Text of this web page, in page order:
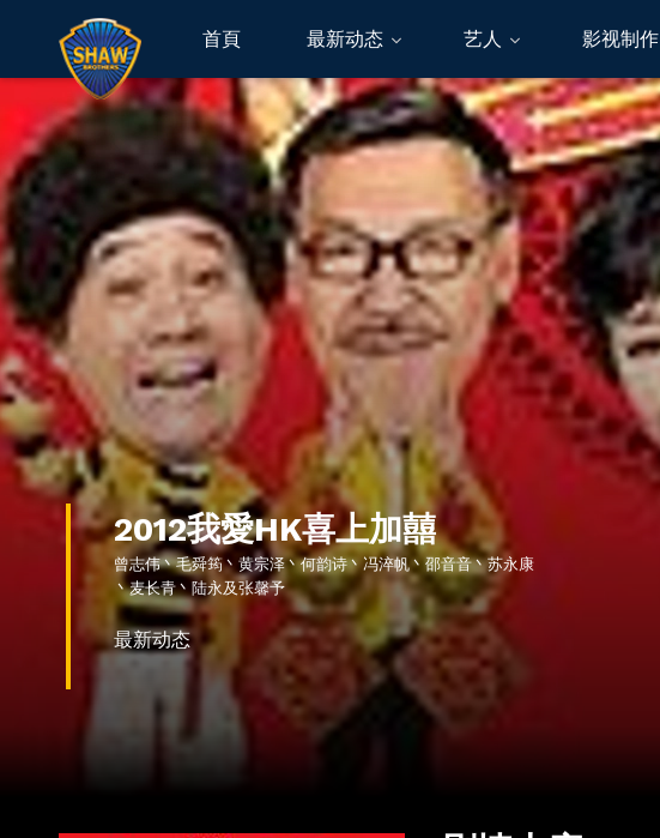
首頁 最新动态 艺人 影视制作
2012我愛HK喜上加囍
曾志伟丶毛舜筠丶黄宗泽丶何韵诗丶冯淬帆丶邵音音丶苏永康
丶麦长青丶陆永及张馨予
最新动态